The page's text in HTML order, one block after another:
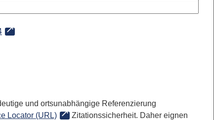
und ortsunabhängige Referenzierung
Locator (URL)
Zitationssicherheit. Daher eignen